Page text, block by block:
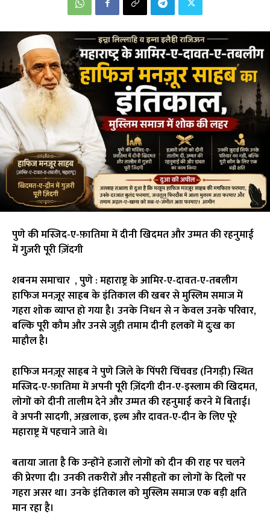
पुणे की मस्जिद-ए-फ़ातिमा में दीनी खिदमत और उम्मत की रहनुमाई
में गुज़री पूरी ज़िंदगी
शबनम समाचार , पुणे : महाराष्ट्र के आमिर-ए-दावत-ए-तबलीग
हाफिज मनज़ूर साहब के इंतिकाल की खबर से मुस्लिम समाज में
गहरा शोक व्याप्त हो गया है। उनके निधन से न केवल उनके परिवार,
बल्कि पूरी कौम और उनसे जुड़ी तमाम दीनी हलकों में दुःख का
माहौल है।
हाफिज मनज़ूर साहब ने पुणे जिले के पिंपरी चिंचवड (निगड़ी) स्थित
मस्जिद-ए-फ़ातिमा में अपनी पूरी ज़िंदगी दीन-ए-इस्लाम की खिदमत,
लोगों को दीनी तालीम देने और उम्मत की रहनुमाई करने में बिताई।
वे अपनी सादगी, अख़लाक, इल्म और दावत-ए-दीन के लिए पूरे
महाराष्ट्र में पहचाने जाते थे।
बताया जाता है कि उन्होंने हजारों लोगों को दीन की राह पर चलने
की प्रेरणा दी। उनकी तकरीरों और नसीहतों का लोगों के दिलों पर
गहरा असर था। उनके इंतिकाल को मुस्लिम समाज एक बड़ी क्षति
मान रहा है।